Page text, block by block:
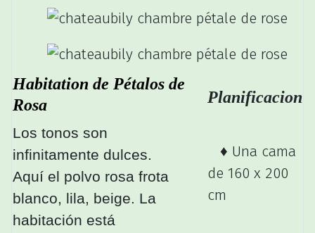
Habitation de Pétalos de
Rosa
Planificacion
Los tonos son
infinitamente dulces.
Aquí el polvo rosa frota
blanco, lila, beige. La
habitación está
♦ Una cama
de 160 x 200
cm